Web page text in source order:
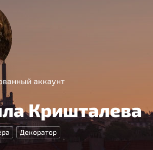
аккаунт
Кришталева
Декоратор